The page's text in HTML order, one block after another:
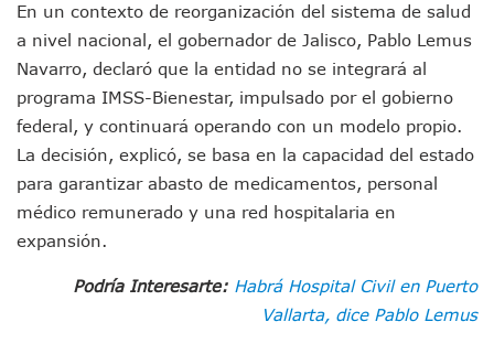
Munguía Es El Sexto Mejor Alcalde De Jalisco, Según
ATM Incorpora 20 Nuevos Camiones Al Corredor Bahía
Colectivos Piden A Lemus Más Ministerios Públicos Para
Avenida Federación En Puerto Vallarta Registra 80% De
Caída De “El Mencho” Elevó Percepción De Inseguridad
Mercado Vallarta Incluye Reúne A Emprendedores Locales
Morenistas Imparten Taller En Puerto Vallarta
CEDHJ Señala Violaciones A Derechos De Víctima De
Ayutla Bajo Investigación Tras Reporte De Posible
Bruno Blancas Reúne A Especialistas Para Analizar La
Juan Carlos Castro Realiza Asamblea Informativa En La
En un contexto de reorganización del sistema de salud
a nivel nacional, el gobernador de Jalisco, Pablo Lemus
Navarro, declaró que la entidad no se integrará al
programa IMSS-Bienestar, impulsado por el gobierno
federal, y continuará operando con un modelo propio.
La decisión, explicó, se basa en la capacidad del estado
para garantizar abasto de medicamentos, personal
médico remunerado y una red hospitalaria en
expansión.
Podría Interesarte: Habrá Hospital Civil en Puerto
Vallarta, dice Pablo Lemus